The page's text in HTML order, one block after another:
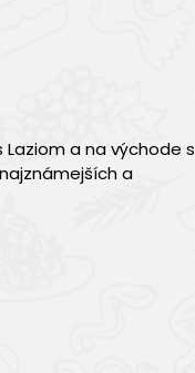
a na východe s
a